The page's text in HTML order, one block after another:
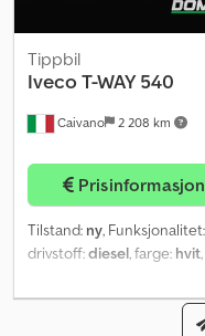
Caivano 2 208 km
Tippbil
IvecoT-WAY 540
Prisinformasjon
Tilstand: ny, Funksjonalitet:
drivstoff:diesel, farge: hvit
AdBlue, aircondition,